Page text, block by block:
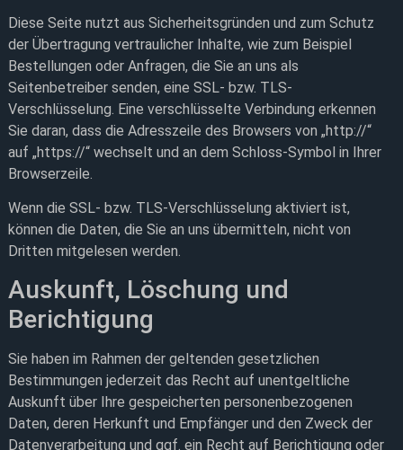
Diese Seite nutzt aus Sicherheitsgründen und zum Schutz
der Übertragung vertraulicher Inhalte, wie zum Beispiel
Bestellungen oder Anfragen, die Sie an uns als
Seitenbetreiber senden, eine SSL- bzw. TLS-
Verschlüsselung. Eine verschlüsselte Verbindung erkennen
Sie daran, dass die Adresszeile des Browsers von „http://“
auf „https://“ wechselt und an dem Schloss-Symbol in Ihrer
Browserzeile.
Wenn die SSL- bzw. TLS-Verschlüsselung aktiviert ist,
können die Daten, die Sie an uns übermitteln, nicht von
Dritten mitgelesen werden.
Auskunft, Löschung und
Berichtigung
Sie haben im Rahmen der geltenden gesetzlichen
Bestimmungen jederzeit das Recht auf unentgeltliche
Auskunft über Ihre gespeicherten personenbezogenen
Daten, deren Herkunft und Empfänger und den Zweck der
Datenverarbeitung und ggf. ein Recht auf Berichtigung oder